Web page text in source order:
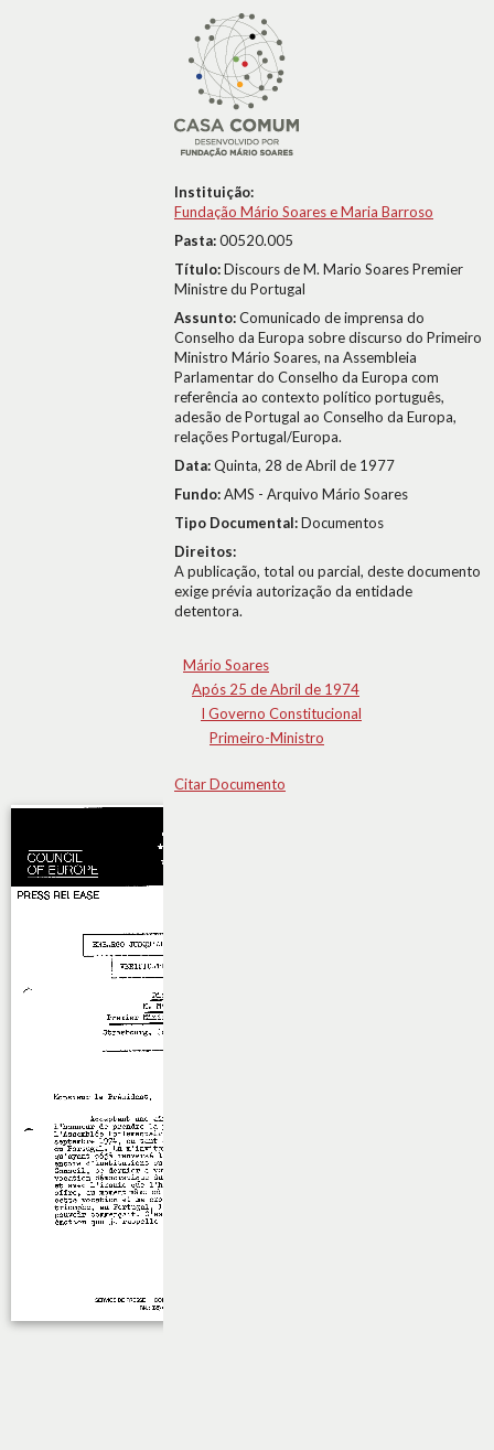
Instituição:
Fundação Mário Soares e Maria Barroso
Pasta:00520.005
Título:Discours de M. Mario Soares Premier
Ministre du Portugal
Assunto:Comunicado de imprensa do
Conselho da Europa sobre discurso do Primeiro
Ministro Mário Soares, na Assembleia
Parlamentar do Conselho da Europa com
referência ao contexto político português,
adesão de Portugal ao Conselho da Europa,
relações Portugal/Europa.
Data:Quinta, 28 de Abril de 1977
Fundo:AMS - Arquivo Mário Soares
Tipo Documental:Documentos
Direitos:
A publicação, total ou parcial, deste documento
exige prévia autorização da entidade
detentora.
Mário Soares
Após 25 de Abril de 1974
I Governo Constitucional
Primeiro-Ministro
Citar Documento